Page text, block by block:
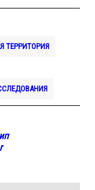
ТЕРРИТОРИЯ